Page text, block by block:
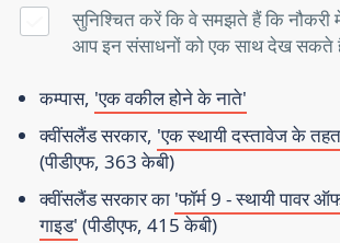
सुनिश्चित करें कि वे समझते हैं कि नौकरी में
आप इन संसाधनों को एक साथ देख सकते
कम्पास, 'एक वकील होने के नाते'
क्वींसलैंड सरकार, 'एक स्थायी दस्तावेज के
(पीडीएफ, 363 केबी)
क्वींसलैंड सरकार का 'फॉर्म 9 - स्थायी पावर
गाइड' (पीडीएफ, 415 केबी)